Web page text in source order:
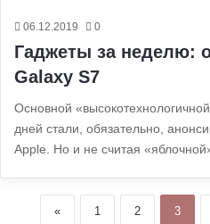
06.12.2019 0
Гаджеты за неделю:
Galaxy S7
Основной
дней стали, обязательно,
Apple. Но и не считая
« 1 2 3